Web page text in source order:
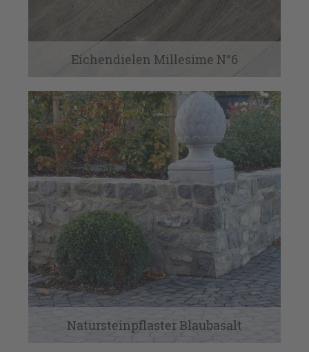
Eichendielen Millesime N°6
Natursteinpflaster Blaubasalt